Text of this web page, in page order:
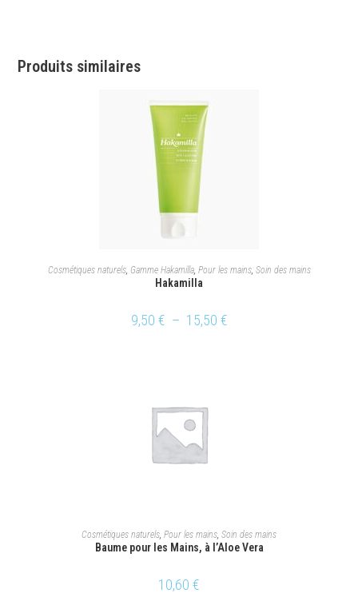
Produits similaires
CHOIX DES OPTIONS
Cosmétiques naturels, Gamme Hakamilla, Pour les mains, Soin des mains
Hakamilla
9,50 € – 15,50 €
AJOUTER AU PANIER
Cosmétiques naturels Pour les mains Soin des mains
Baume pour les Mains, à l’Aloe Vera
10,60 €